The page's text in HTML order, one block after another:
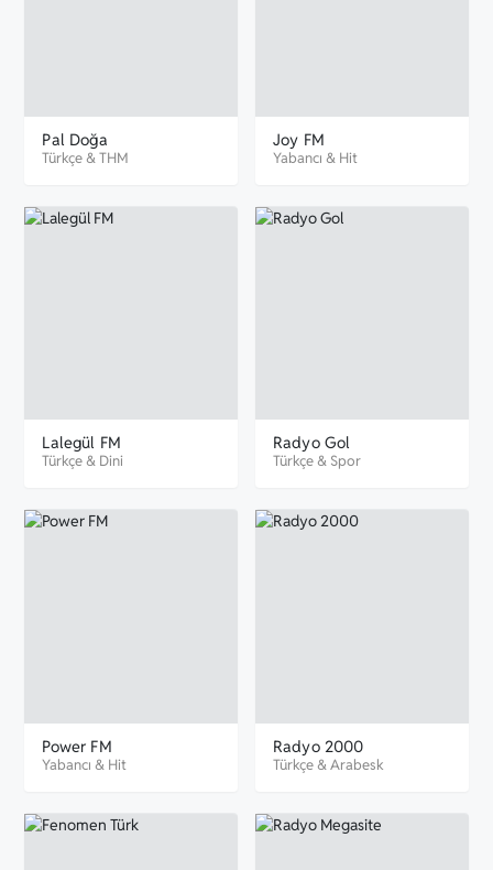
Pal Doğa
Türkçe&THM
Joy FM
Yabancı & Hit
Lalegül FM
Türkçe& Dini
Radyo Gol
Türkçe& Spor
Power FM
Yabancı & Hit
Radyo 2000
Türkçe&Arabesk